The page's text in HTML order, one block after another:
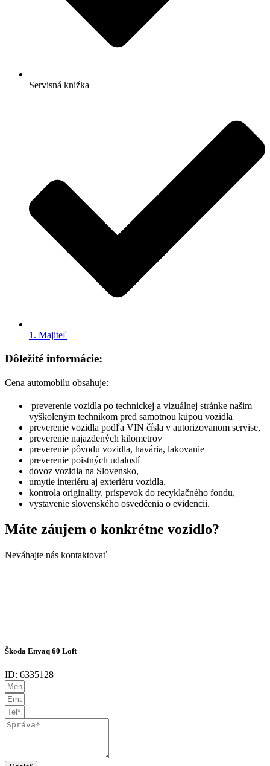
Servisná knižka
1. Majiteľ
Dôležité informácie:
Cena automobilu obsahuje:
preverenie vozidla po technickej a vizuálnej stránke našim
vyškoleným technikom pred samotnou kúpou vozidla
preverenie vozidla podľa VIN čísla v autorizovanom servise,
preverenie najazdených kilometrov
preverenie pôvodu vozidla, havária, lakovanie
preverenie poistných udalostí
dovoz vozidla na Slovensko,
umytie interiéru aj exteriéru vozidla,
kontrola originality, príspevok do recyklačného fondu,
vystavenie slovenského osvedčenia o evidencii.
Máte záujem o konkrétne vozidlo?
Neváhajte nás kontaktovať
Škoda Enyaq 60 Loft
ID: 6335128